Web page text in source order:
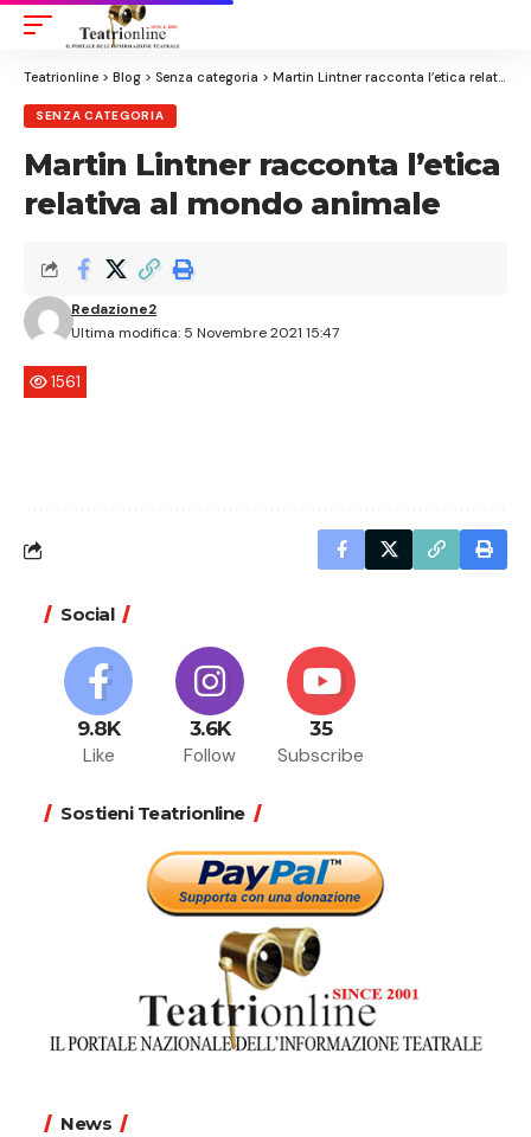
Resizer
Teatrionline > Blog > Senza categoria > Martin Lintner racconta l’etica relativa al mondo animale
SENZA CATEGORIA
Martin Lintner racconta l’etica
relativa al mondo animale
Ultima modifica: 5 Novembre 2021 15:47
Redazione2
1561
Social
9.8K
Like
3.6K
Follow
35
Subscribe
Sostieni Teatrionline
News